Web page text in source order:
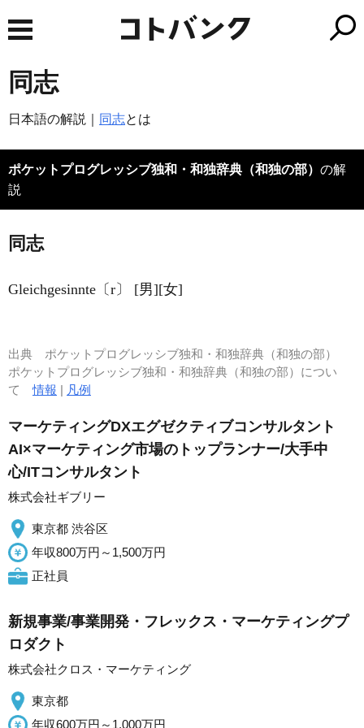
同志
日本語の解説｜ 同志とは
ポケットプログレッシブ独和・和独辞典（和独の部） の解
説
同志
Gleichgesinnte〔r〕 [男][女]
出典 ポケットプログレッシブ独和・和独辞典（和独の部）
ポケットプログレッシブ独和・和独辞典（和独の部）につい
て情報 | 凡例
マーケティングDXエグゼクティブコンサルタント
AI×マーケティング市場のトップランナー/大手中
心/ITコンサルタント
株式会社ギブリー
東京都 渋谷区
年収800万円～1,500万円
正社員
新規事業/事業開発・フレックス・マーケティングプ
ロダクト
株式会社クロス・マーケティング
東京都
年収600万円～1,000万円